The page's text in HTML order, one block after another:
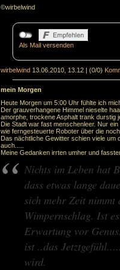
©wirbelwind
Als Mail versenden
wirbelwind 13.06.2010, 13.12 (0/0)
mein Morgen
Heute Morgen um 5:00 Uhr fühlte ich
Der grauverhangene Himmel nieselte
amorphe, trockene Asphalt trank durstig
Die Stadt war fast menschenleer. Nur
wie ferngesteuerte Roboter über die noch
Das nächtliche Gewitter schien viele
auch.....
Meine Gedanken irrten umher und
Nichts im Leben hat
dass etwas lange
sich mehr Zeit nimmt
Wimpernschlag. Ist
Erwartung vor
ist ..das
wird.